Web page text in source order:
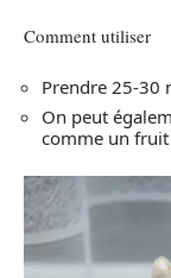
Comment utiliser
Prendre 25-30
On peut
comme un